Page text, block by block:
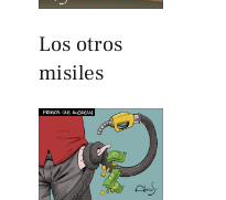
Los otros
misiles